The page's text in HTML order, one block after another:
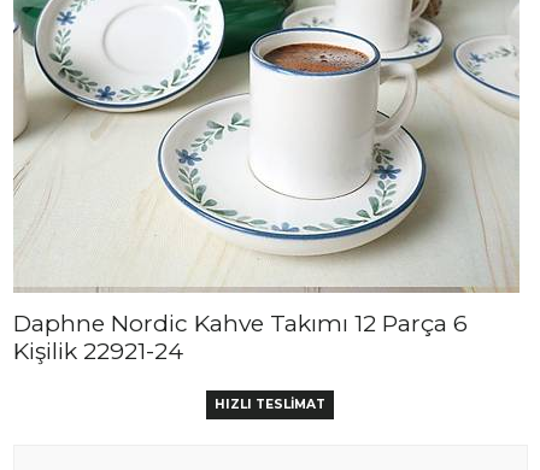
Daphne Nordic Kahve Takımı 12 Parça 6
Kişilik 22921-24
HIZLI TESLİMAT